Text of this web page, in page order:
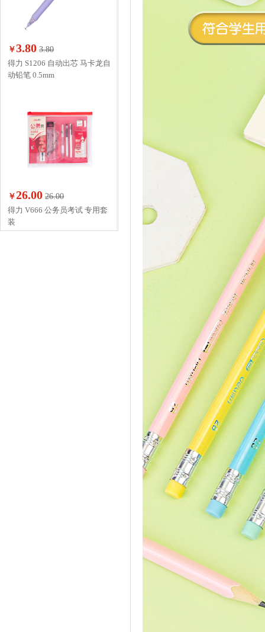
￥3.80 3.80
得力 S1206 自动出芯 马卡龙自
动铅笔 0.5mm
￥26.00 26.00
得力 V666 公务员考试 专用套
装